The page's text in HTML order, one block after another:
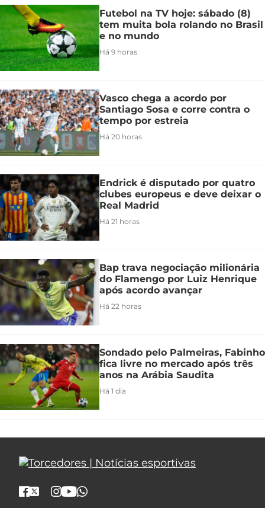
Futebol na TV hoje: sábado (8)
tem muita bola rolando no Brasil
e no mundo
Há 9 horas
Vasco chega a acordo por
Santiago Sosa e corre contra o
tempo por estreia
Há 20 horas
Endrick é disputado por quatro
clubes europeus e deve deixar o
Real Madrid
Há 21 horas
Bap trava negociação milionária
do Flamengo por Luiz Henrique
após acordo avançar
Há 22 horas
Sondado pelo Palmeiras, Fabinho
fica livre no mercado após três
anos na Arábia Saudita
Há 1 dia